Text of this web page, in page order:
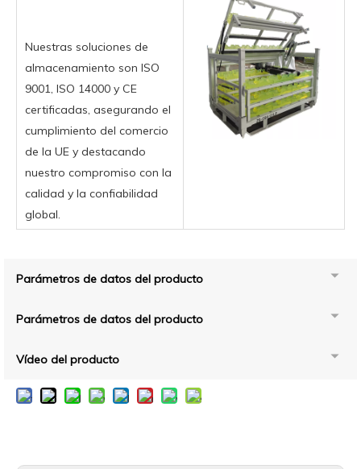
Nuestras soluciones de
almacenamiento son ISO
9001, ISO 14000 y CE
certificadas, asegurando el
cumplimiento del comercio
de la UE y destacando
nuestro compromiso con la
calidad y la confiabilidad
global.
Parámetros de datos del producto
Parámetros de datos del producto
Vídeo del producto